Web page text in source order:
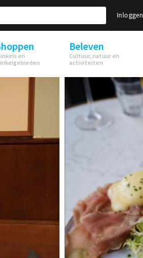
Inloggen
en
Beleven
Cultuur, natuur en
activiteiten